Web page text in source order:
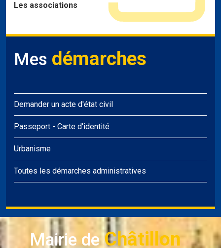
Les associations
Mes démarches
Demander un acte d'état civil
Passeport - Carte d'identité
Urbanisme
Toutes les démarches administratives
Mairie deChâtillon